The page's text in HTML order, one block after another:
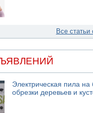
Все статьи
Электрическая пила на
обрезки деревьев и